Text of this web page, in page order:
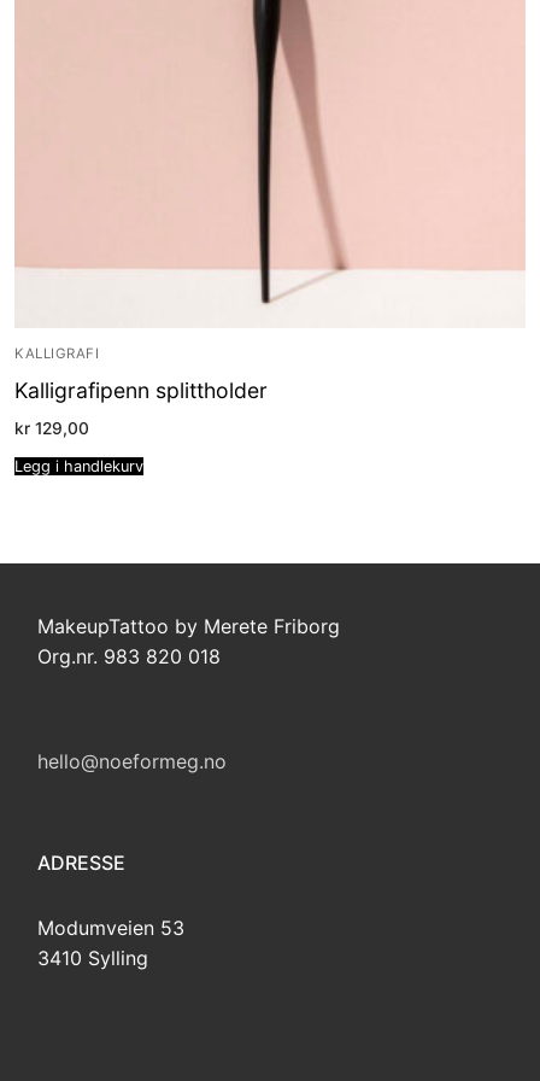
KALLIGRAFI
Kalligrafipenn splittholder
kr 129,00
Legg i handlekurv
MakeupTattoo by Merete Friborg
Org.nr. 983 820 018
hello@noeformeg.no
ADRESSE
Modumveien 53
3410 Sylling